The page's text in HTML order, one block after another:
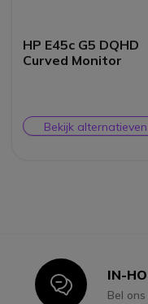
HP E45c G5 DQHD
Curved Monitor
Bekijk alternatieven
IconIN-
Bel